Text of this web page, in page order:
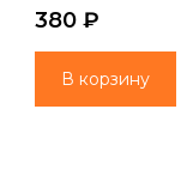
380 ₽
В корзину